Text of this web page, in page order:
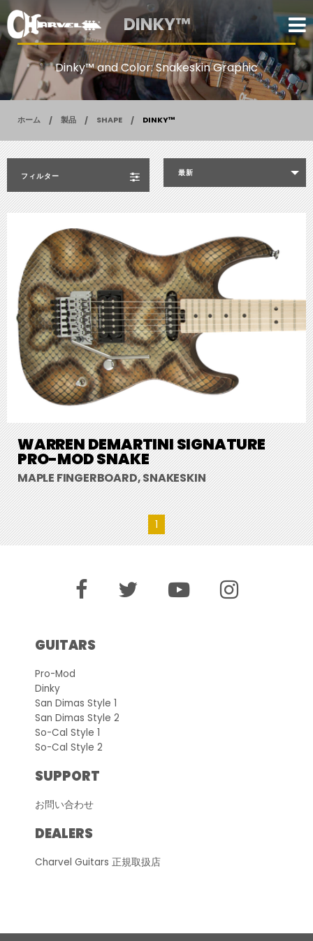
DINKY™
Dinky™ and Color: Snakeskin Graphic
ホーム 製品 SHAPE DINKY™
フィルター 最新
WARREN DEMARTINI SIGNATURE
PRO-MOD SNAKE
MAPLE FINGERBOARD, SNAKESKIN
1
GUITARS
Pro-Mod
Dinky
San Dimas Style 1
San Dimas Style 2
So-Cal Style 1
So-Cal Style 2
SUPPORT
お問い合わせ
DEALERS
Charvel Guitars 正規取扱店